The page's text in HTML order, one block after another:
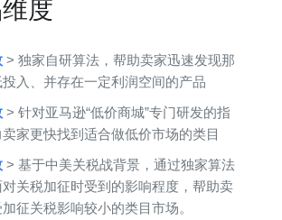
度
> 独家自研算法，帮助卖家迅速发现那
入、并存在一定利润空间的产品
> 针对亚马逊“低价商城”专门研发的指
家更快找到适合做低价市场的类目
> 基于中美关税战背景，通过独家算法
关税加征时受到的影响程度，帮助卖
征关税影响较小的类目市场。